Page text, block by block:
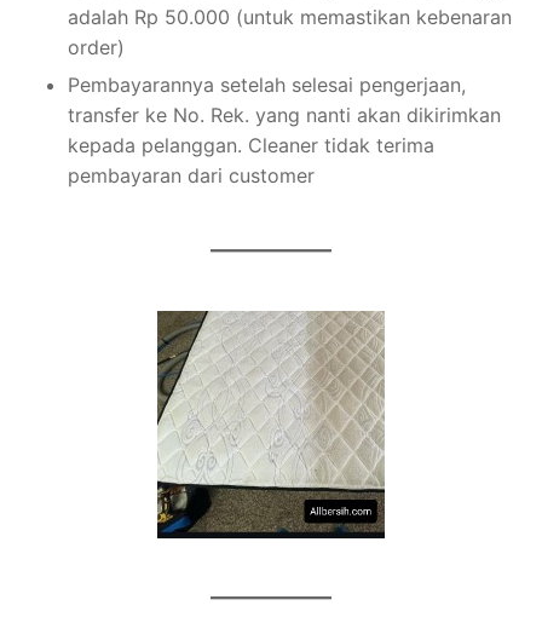
adalah Rp 50.000 (untuk memastikan kebenaran
order)
Pembayarannya setelah selesai pengerjaan,
transfer ke No. Rek. yang nanti akan dikirimkan
kepada pelanggan. Cleaner tidak terima
pembayaran dari customer